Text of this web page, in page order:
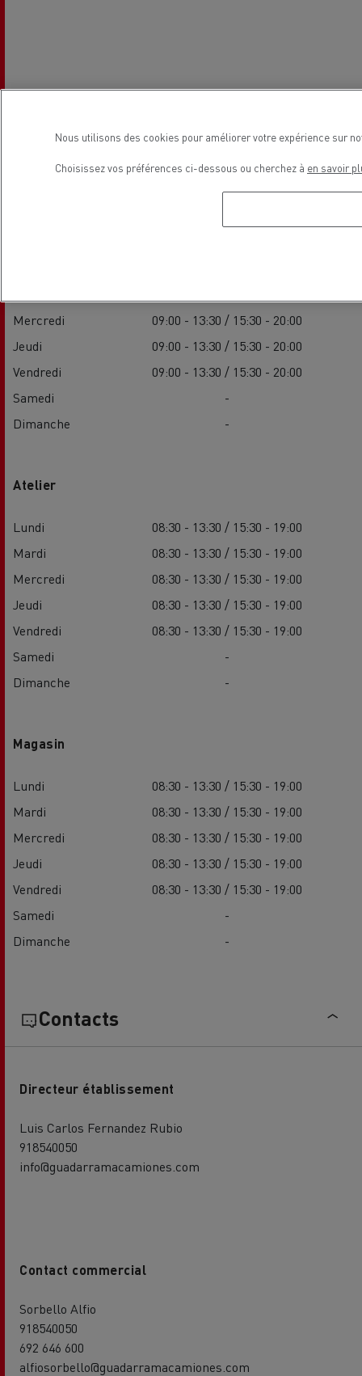
Horaires de la concession
Mercredi
09:00 - 13:30 / 15:30 - 20:00
Jeudi
09:00 - 13:30 / 15:30 - 20:00
Vendredi
09:00 - 13:30 / 15:30 - 20:00
Samedi
-
Dimanche
-
Atelier
Lundi
08:30 - 13:30 / 15:30 - 19:00
Mardi
08:30 - 13:30 / 15:30 - 19:00
Mercredi
08:30 - 13:30 / 15:30 - 19:00
Jeudi
08:30 - 13:30 / 15:30 - 19:00
Vendredi
08:30 - 13:30 / 15:30 - 19:00
Samedi
-
Dimanche
-
Magasin
Lundi
08:30 - 13:30 / 15:30 - 19:00
Mardi
08:30 - 13:30 / 15:30 - 19:00
Mercredi
08:30 - 13:30 / 15:30 - 19:00
Jeudi
08:30 - 13:30 / 15:30 - 19:00
Vendredi
08:30 - 13:30 / 15:30 - 19:00
Samedi
-
Dimanche
-
Contacts
Directeur établissement
Luis Carlos Fernandez Rubio
918540050
info@guadarramacamiones.com
Contact commercial
Sorbello Alfio
918540050
692 646 600
alfiosorbello@guadarramacamiones.com
Nous utilisons des cookies pour améliorer votre expérience sur
Choisissez vos préférences ci-dessous ou cherchez à en savoir